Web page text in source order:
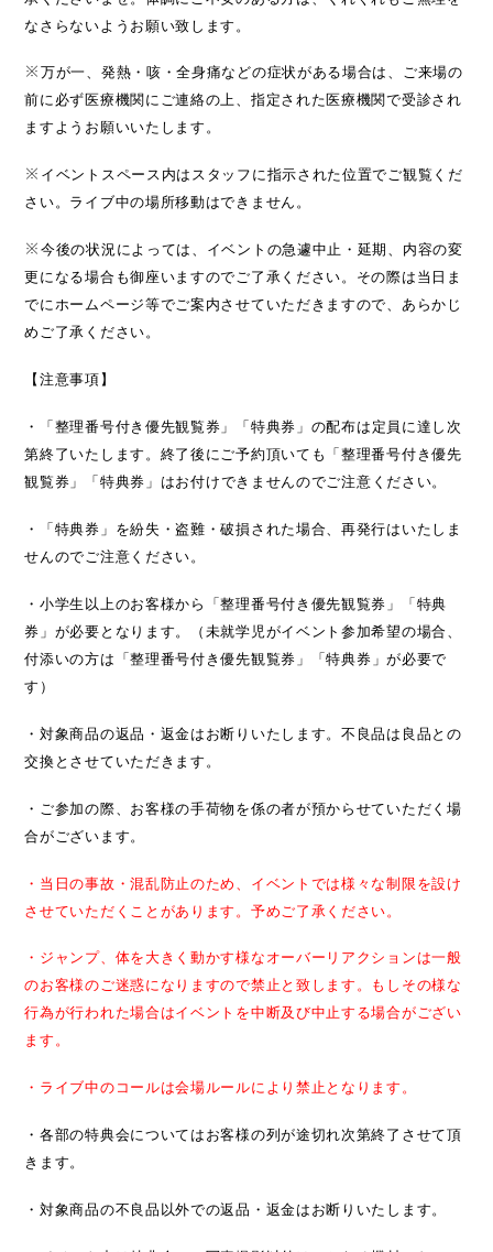
なさらないようお願い致します。
※万が一、発熱・咳・全身痛などの症状がある場合は、ご来場の
前に必ず医療機関にご連絡の上、指定された医療機関で受診され
ますようお願いいたします。
※ イベントスペース内はスタッフに指示された位置でご観覧くだ
さい。ライブ中の場所移動はできません。
※今後の状況によっては、イベントの急遽中止・延期、内容の変
更になる場合も御座いますのでご了承ください。その際は当日ま
でにホームページ等でご案内させていただきますので、あらかじ
めご了承ください。
【注意事項】
・ 「整理番号付き優先観覧券」
「特典券」の配布は定員に達し次
第終了いたします。終了後にご予約頂いても 「整理番号付き優先
観覧券」
「特典券」はお付けできませんのでご注意ください。
・「特典券」を紛失・盗難・破損された場合、再発行はいたしま
せんのでご注意ください。
・小学生以上のお客様から 「整理番号付き優先観覧券」
「特典
券」が必要となります。（未就学児がイベント参加希望の場合、
付添いの方は 「整理番号付き優先観覧券」
「特典券」が必要で
す）
・対象商品の返品・返金はお断りいたします。不良品は良品との
交換とさせていただきます。
・ご参加の際、お客様の手荷物を係の者が預からせていただく場
合がございます。
・当日の事故・混乱防止のため、イベントでは様々な制限を設け
させていただくことがあります。予めご了承ください。
・ジャンプ、体を大きく動かす様なオーバーリアクションは一般
のお客様のご迷惑になりますので禁止と致します。もしその様な
行為が行われた場合はイベントを中断及び中止する場合がござい
ます。
・ライブ中のコールは会場ルールにより禁止となります。
・各部の特典会についてはお客様の列が途切れ次第終了させて頂
きます。
・対象商品の不良品以外での返品・返金はお断りいたします。